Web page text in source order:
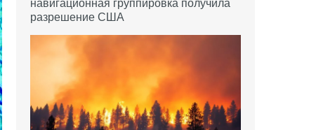
навигационная группировка получила
разрешение США